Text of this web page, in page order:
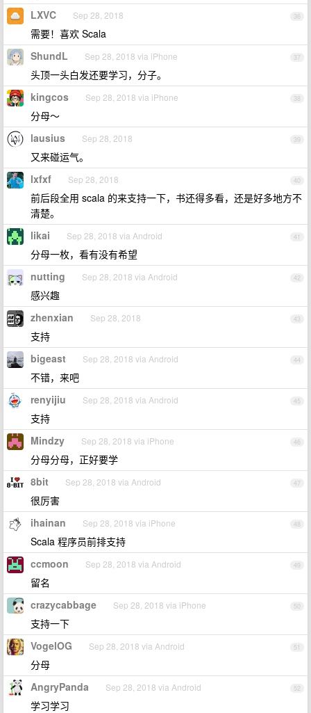
36
LXVC Sep 28, 2018
需要！喜欢 Scala
37
ShundL Sep 28, 2018 via iPhone
头顶一头白发还要学习，分子。
38
kingcos Sep 28, 2018 via iPhone
分母～
39
lausius Sep 28, 2018
又来碰运气。
40
lxfxf Sep 28, 2018
前后段全用 scala 的来支持一下，书还得多看，还是好多地方不
清楚。
41
likai Sep 28, 2018 via Android
分母一枚，看有没有希望
42
nutting Sep 28, 2018 via Android
感兴趣
43
zhenxian Sep 28, 2018
支持
44
bigeast Sep 28, 2018 via Android
不错，来吧
45
renyijiu Sep 28, 2018 via Android
支持
46
Mindzy Sep 28, 2018 via iPhone
分母分母，正好要学
47
8bit Sep 28, 2018 via Android
很厉害
48
ihainan Sep 28, 2018 via iPhone
Scala 程序员前排支持
49
ccmoon Sep 28, 2018 via Android
留名
50
crazycabbage Sep 28, 2018 via iPhone
支持一下
51
VogelOG Sep 28, 2018 via Android
分母
52
AngryPanda Sep 28, 2018 via Android
学习学习